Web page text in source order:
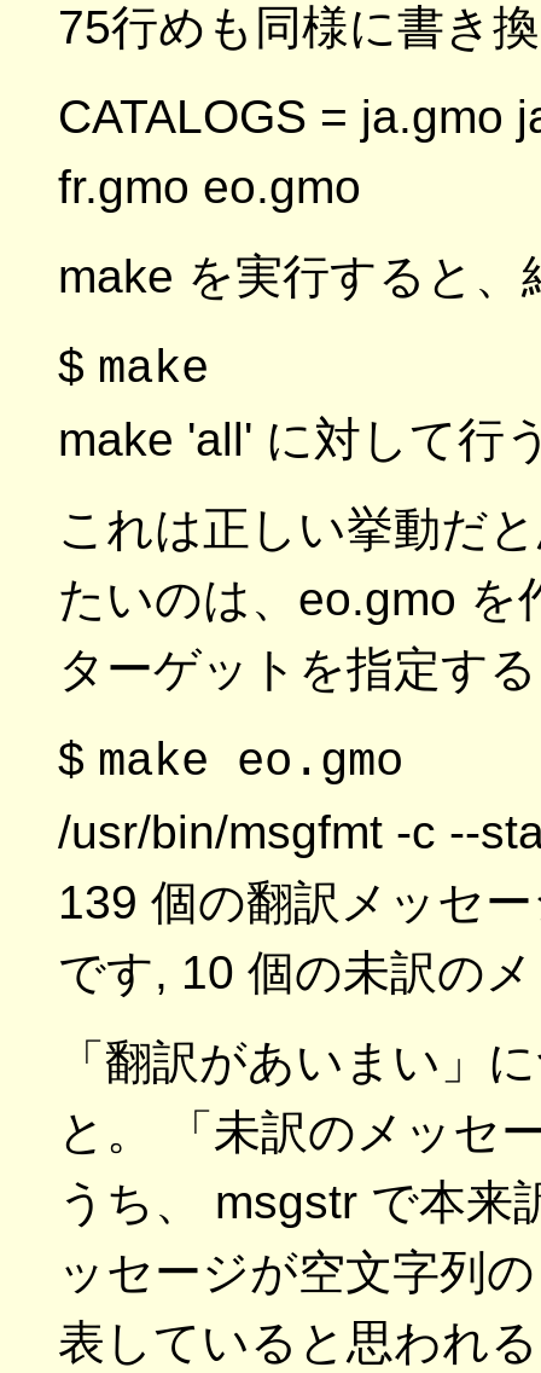
75行めも同様に書き
CATALOGS = ja.gmo
fr.gmo eo.gmo
make を実行すると
$ make
make 'all' に対して行
これは正しい挙動だ
たいのは、eo.gmo を
ターゲットを指定す
$ make eo.gmo
/usr/bin/msgfmt -c --
139 個の翻訳メッセ
です, 10 個の未訳の
「翻訳があいまい」
と。 「未訳のメッセ
うち、 msgstr で本来
ッセージが空文字列
表していると思われ